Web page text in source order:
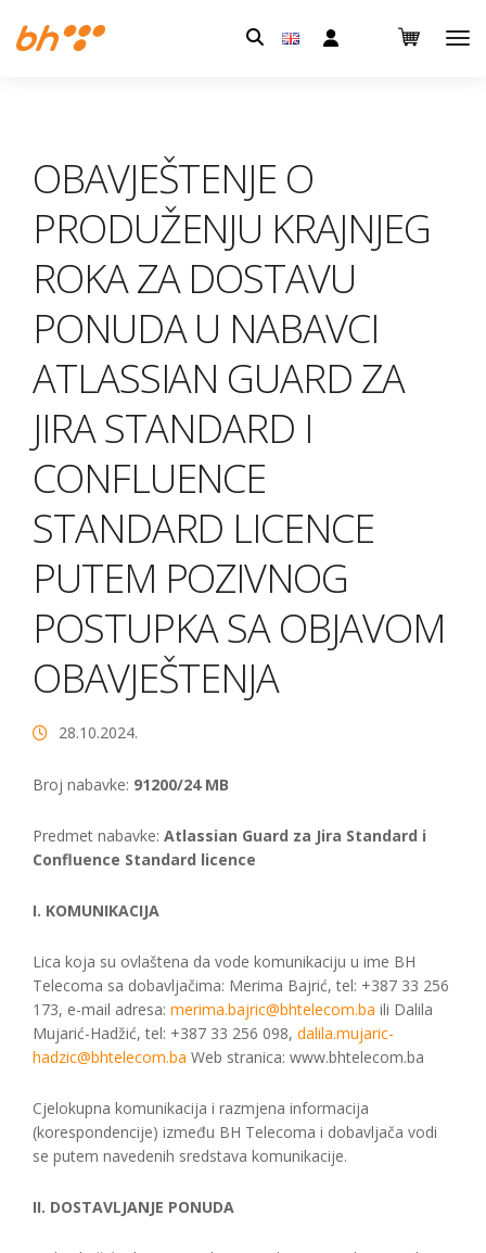
Pretraga:
OBAVJEŠTENJE O
PRODUŽENJU KRAJNJEG
ROKA ZA DOSTAVU
PONUDA U NABAVCI
ATLASSIAN GUARD ZA
JIRA STANDARD I
CONFLUENCE
STANDARD LICENCE
PUTEM POZIVNOG
POSTUPKA SA OBJAVOM
OBAVJEŠTENJA
28.10.2024.
Broj nabavke: 91200/24 MB
Predmet nabavke: Atlassian Guard za Jira Standard i
Confluence Standard licence
I. KOMUNIKACIJA
Lica koja su ovlaštena da vode komunikaciju u ime BH
Telecoma sa dobavljačima: Merima Bajrić, tel: +387 33 256
173, e-mail adresa: merima.bajric@bhtelecom.ba ili Dalila
Mujarić-Hadžić, tel: +387 33 256 098, dalila.mujaric-
hadzic@bhtelecom.ba Web stranica: www.bhtelecom.ba
Cjelokupna komunikacija i razmjena informacija
(korespondencije) između BH Telecoma i dobavljača vodi
se putem navedenih sredstava komunikacije.
II. DOSTAVLJANJE PONUDA